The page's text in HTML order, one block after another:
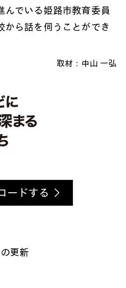
んでいる姫路市教育委員
ら話を伺うことができ
取材： 中山 一弘
ードする
更新